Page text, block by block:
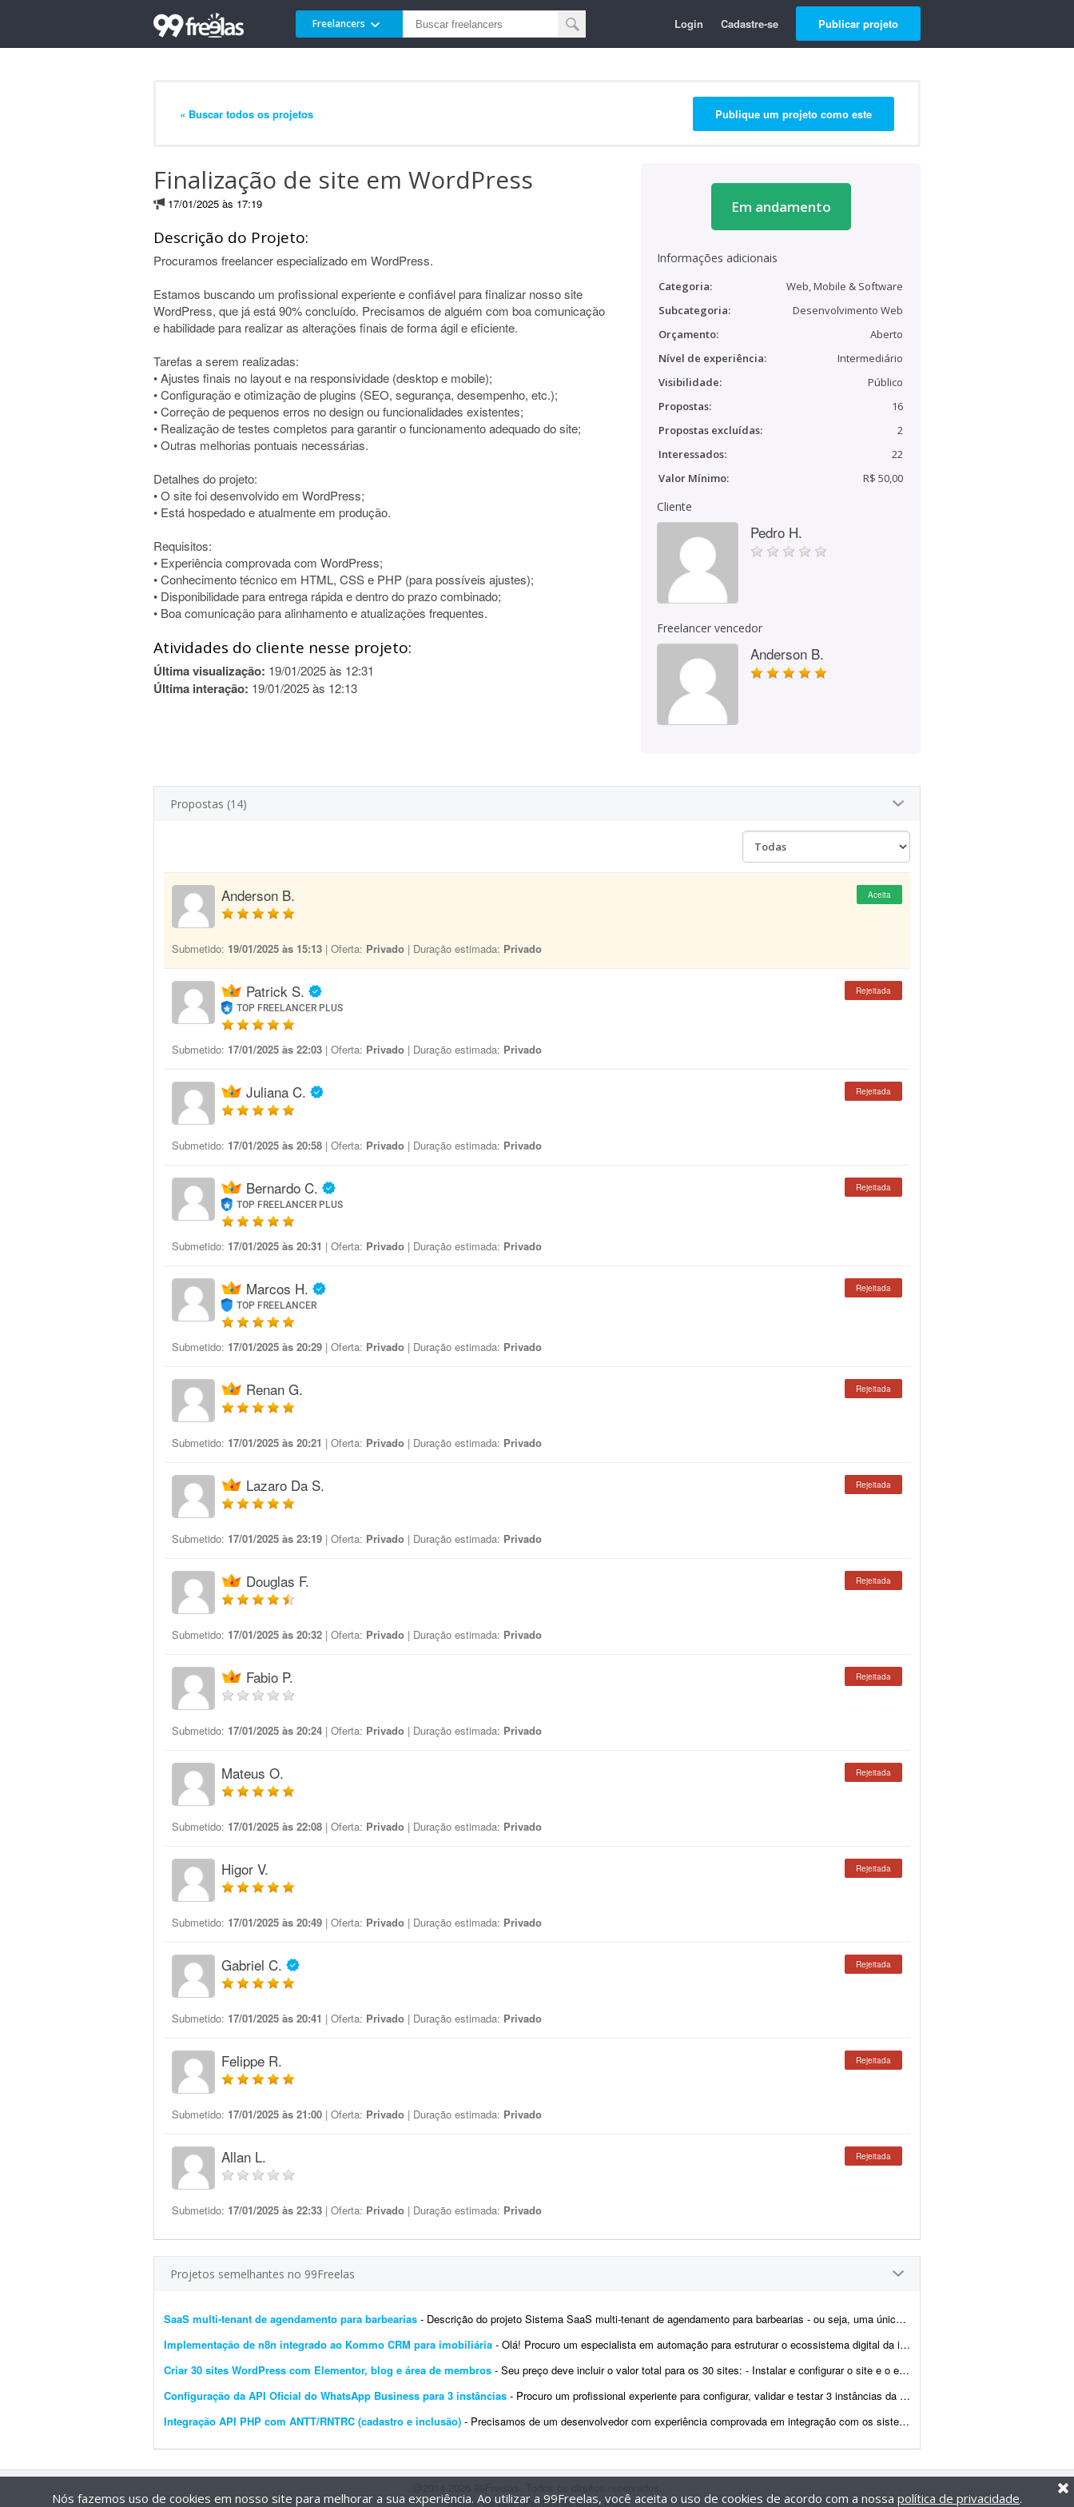
Freelancers Login Cadastre-se Publicar projeto
« Buscar todos os projetos Publique um projeto como este
Finalização de site em WordPress
17/01/2025 às 17:19
Descrição do Projeto:
Procuramos freelancer especializado em WordPress.
Estamos buscando um profissional experiente e confiável para finalizar nosso site
WordPress, que já está 90% concluído. Precisamos de alguém com boa comunicação
e habilidade para realizar as alterações finais de forma ágil e eficiente.
Tarefas a serem realizadas:
• Ajustes finais no layout e na responsividade (desktop e mobile);
• Configuração e otimização de plugins (SEO, segurança, desempenho, etc.);
• Correção de pequenos erros no design ou funcionalidades existentes;
• Realização de testes completos para garantir o funcionamento adequado do site;
• Outras melhorias pontuais necessárias.
Detalhes do projeto:
• O site foi desenvolvido em WordPress;
• Está hospedado e atualmente em produção.
Requisitos:
• Experiência comprovada com WordPress;
• Conhecimento técnico em HTML, CSS e PHP (para possíveis ajustes);
• Disponibilidade para entrega rápida e dentro do prazo combinado;
• Boa comunicação para alinhamento e atualizações frequentes.
Atividades do cliente nesse projeto:
Última visualização: 19/01/2025 às 12:31
Última interação: 19/01/2025 às 12:13
Em andamento
Informações adicionais
Categoria:
Web, Mobile & Software
Subcategoria:
Desenvolvimento Web
Orçamento:
Aberto
Nível de experiência:
Intermediário
Visibilidade:
Público
Propostas:
16
Propostas excluídas:
2
Interessados:
22
Valor Mínimo:
R$ 50,00
Cliente
Pedro H.
Freelancer vencedor
Anderson B.
Propostas (14)
Anderson B. Aceita
Submetido: 19/01/2025 às 15:13 | Oferta: Privado | Duração estimada: Privado
Patrick S.
TOP FREELANCER PLUS
Rejeitada
Submetido: 17/01/2025 às 22:03 | Oferta: Privado | Duração estimada: Privado
Juliana C. Rejeitada
Submetido: 17/01/2025 às 20:58 | Oferta: Privado | Duração estimada: Privado
Bernardo C.
TOP FREELANCER PLUS
Rejeitada
Submetido: 17/01/2025 às 20:31 | Oferta: Privado | Duração estimada: Privado
Marcos H.
TOP FREELANCER
Rejeitada
Submetido: 17/01/2025 às 20:29 | Oferta: Privado | Duração estimada: Privado
Renan G. Rejeitada
Submetido: 17/01/2025 às 20:21 | Oferta: Privado | Duração estimada: Privado
Lazaro Da S. Rejeitada
Submetido: 17/01/2025 às 23:19 | Oferta: Privado | Duração estimada: Privado
Douglas F. Rejeitada
Submetido: 17/01/2025 às 20:32 | Oferta: Privado | Duração estimada: Privado
Fabio P. Rejeitada
Submetido: 17/01/2025 às 20:24 | Oferta: Privado | Duração estimada: Privado
Mateus O. Rejeitada
Submetido: 17/01/2025 às 22:08 | Oferta: Privado | Duração estimada: Privado
Higor V. Rejeitada
Submetido: 17/01/2025 às 20:49 | Oferta: Privado | Duração estimada: Privado
Gabriel C. Rejeitada
Submetido: 17/01/2025 às 20:41 | Oferta: Privado | Duração estimada: Privado
Felippe R. Rejeitada
Submetido: 17/01/2025 às 21:00 | Oferta: Privado | Duração estimada: Privado
Allan L. Rejeitada
Submetido: 17/01/2025 às 22:33 | Oferta: Privado | Duração estimada: Privado
Projetos semelhantes no 99Freelas
SaaS multi-tenant de agendamento para barbearias - Descrição do projeto Sistema SaaS multi-tenant de agendamento para barbearias - ou seja, uma única plataforma que atende várias barbearias diferentes, cada uma com seus...
Implementação de n8n integrado ao Kommo CRM para imobiliária - Olá! Procuro um especialista em automação para estruturar o ecossistema digital da imobiliária. Atualmente recebo leads do site, Instagram e WhatsApp e preciso centraliz...
Criar 30 sites WordPress com Elementor, blog e área de membros - Seu preço deve incluir o valor total para os 30 sites: - Instalar e configurar o site e o e-mail na HostGator, depois instalar o WordPress. Eu fornecerei o logotipo, os textos e as informa&...
Configuração da API Oficial do WhatsApp Business para 3 instâncias - Procuro um profissional experiente para configurar, validar e testar 3 instâncias da API Oficial do WhatsApp Business, deixando todo o ambiente pronto para uso. O freelancer será resp...
Integração API PHP com ANTT/RNTRC (cadastro e inclusão) - Precisamos de um desenvolvedor com experiência comprovada em integração com os sistemas da ANTT (RNTRC - Registro Nacional de Transportadores Rodoviários de Cargas), espe...
Termos de uso|Política de privacidade
Nós fazemos uso de cookies em nosso site para melhorar a sua experiência. Ao utilizar a 99Freelas, você aceita o uso de cookies de acordo com a nossa política de privacidade.